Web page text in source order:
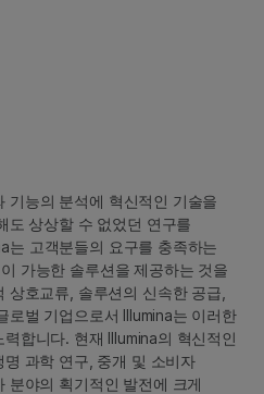
기능의 분석에 혁신적인 기술을
도 상상할 수 없었던 연구를
는 고객분들의 요구를 충족하는
가능한 솔루션을 제공하는 것을
호교류, 솔루션의 신속한 공급,
로벌 기업으로서 Illumina는 이러한
합니다. 현재 Illumina의 혁신적인
과학 연구, 중개 및 소비자
분야의 획기적인 발전에 크게